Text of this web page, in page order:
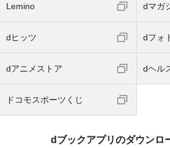
Lemino dマガ
dヒッツ dフォ
dアニメストア dヘル
ドコモスポーツくじ
dブックアプリのダウンロ